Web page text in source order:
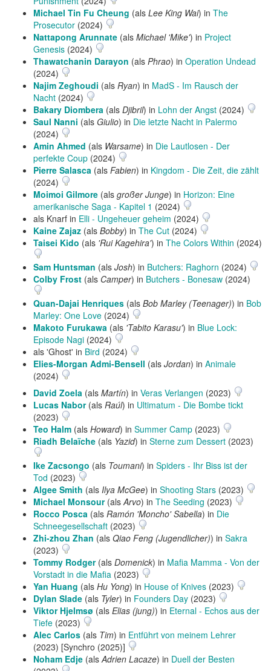
Michael Tin Fu Cheung (als Lee King Wai) in The
Prosecutor (2024)
Nattapong Arunnate (als Michael 'Mike') in Project
Genesis (2024)
Thawatchanin Darayon (als Phrao) in Operation Undead
(2024)
Najim Zeghoudi (als Ryan) in MadS - Im Rausch der
Nacht (2024)
Bakary Diombera (als Djibril) in Lohn der Angst (2024)
Saul Nanni (als Giulio) in Die letzte Nacht in Palermo
(2024)
Amin Ahmed (als Warsame) in Die Lautlosen - Der
perfekte Coup (2024)
Pierre Salasca (als Fabien) in Kingdom - Die Zeit, die zählt
(2024)
Moimoi Gilmore (als großer Junge) in Horizon: Eine
amerikanische Saga - Kapitel 1 (2024)
als Knarf in Elli - Ungeheuer geheim (2024)
Kaine Zajaz (als Bobby) in The Cut (2024)
Taisei Kido (als 'Rui Kagehira') in The Colors Within (2024)
Sam Huntsman (als Josh) in Butchers: Raghorn (2024)
Colby Frost (als Camper) in Butchers - Bonesaw (2024)
Quan-Dajai Henriques (als Bob Marley (Teenager)) in Bob
Marley: One Love (2024)
Makoto Furukawa (als 'Tabito Karasu') in Blue Lock:
Episode Nagi (2024)
als 'Ghost' in Bird (2024)
Elies-Morgan Admi-Bensell (als Jordan) in Animale
(2024)
David Zoela (als Martín) in Veras Verlangen (2023)
Lucas Nabor(als Raúl) in Ultimatum - Die Bombe tickt
(2023)
Teo Halm (als Howard) in Summer Camp (2023)
Riadh Belaïche (als Yazid) in Sterne zum Dessert (2023)
Ike Zacsongo (als Toumani) in Spiders - Ihr Biss ist der
Tod (2023)
Algee Smith (als Ilya McGee) in Shooting Stars (2023)
Michael Monsour(alsArvo) in The Seeding (2023)
Rocco Posca (als Ramón 'Moncho' Sabella) in Die
Schneegesellschaft (2023)
Zhi-zhou Zhan (als Qiao Feng (Jugendlicher)) in Sakra
(2023)
Tommy Rodger(als Domenick) in Mafia Mamma - Von der
Vorstadt in die Mafia (2023)
Yan Huang (als Hu Yong) in House of Knives (2023)
Dylan Slade (als Tyler) in Founders Day (2023)
Viktor Hjelmsø (als Elias (jung)) in Eternal - Echos aus der
Tiefe (2023)
Alec Carlos (als Tim) in Entführt von meinem Lehrer
(2023) [Synchro (2025)]
Noham Edje (alsAdrien Lacaze) in Duell der Besten